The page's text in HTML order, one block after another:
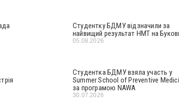
Студентку БДМУ відзначили за
найвищий результат НМТ на
05.08.2026
Студентка БДМУ взяла участь у
Summer School of Preventive
за програмою NAWA
30.07.2026